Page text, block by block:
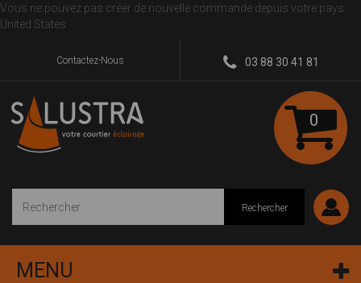
Vous ne pouvez pas créer de nouvelle commande depuis votre pays :
United States
Contactez-Nous 03 88 30 41 81
0
Rechercher
MENU